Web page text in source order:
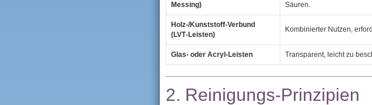
Messing)
Säuren.
Holz‑/Kunststoff‑Verbund
(LVT‑Leisten)
Kombinierter Nutzen,
Glas‑ oder Acryl‑Leisten Transparent, leicht zu
2. Reinigungs‑Prinzipien